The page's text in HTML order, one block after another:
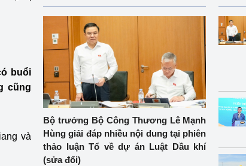
Bộ
buổi
cũng
và
Bộ trưởng Bộ Công Thương Lê Mạnh
Hùng giải đáp nhiều nội dung tại phiên
thảo luận Tổ về dự án Luật Dầu khí
(sửa đổi)